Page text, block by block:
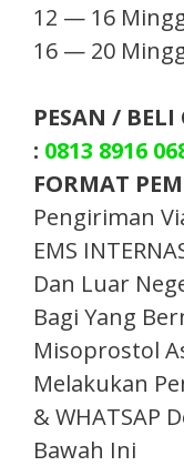
12 — 16
16 — 20
PESAN /
: 0813 8916
FORMAT
Pengiriman
EMS
Dan Luar
Bagi Yang
Misoprostol
Melakukan
& WHATSAP
Bawah Ini